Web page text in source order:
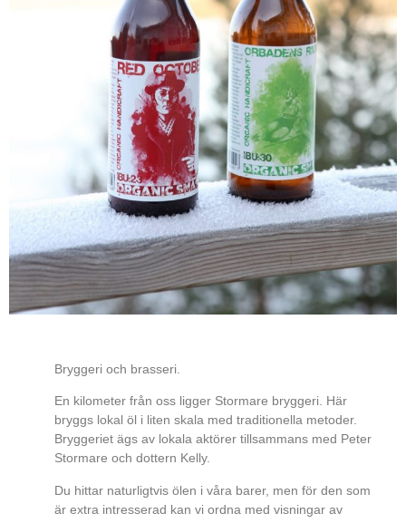
Bryggeri och brasseri.
En kilometer från oss ligger Stormare bryggeri. Här
bryggs lokal öl i liten skala med traditionella metoder.
Bryggeriet ägs av lokala aktörer tillsammans med Peter
Stormare och dottern Kelly.
Du hittar naturligtvis ölen i våra barer, men för den som
är extra intresserad kan vi ordna med visningar av